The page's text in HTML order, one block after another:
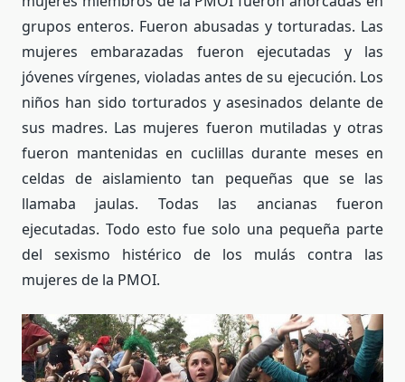
grupos enteros. Fueron abusadas ​​y torturadas. Las
mujeres embarazadas fueron ejecutadas y las
jóvenes vírgenes, violadas antes de su ejecución. Los
niños han sido torturados y asesinados delante de
sus madres. Las mujeres fueron mutiladas y otras
fueron mantenidas en cuclillas durante meses en
celdas de aislamiento tan pequeñas que se las
llamaba jaulas. Todas las ancianas fueron
ejecutadas. Todo esto fue solo una pequeña parte
del sexismo histérico de los mulás contra las
mujeres de la PMOI.